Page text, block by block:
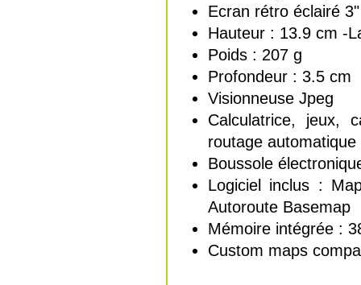
Ecran rétro éclairé
Hauteur : 13.9 cm -
Poids : 207 g
Profondeur : 3.5 cm
Visionneuse Jpeg
Calculatrice, jeux,
routage automatique
Boussole
Logiciel inclus :
Autoroute Basemap
Mémoire intégrée :
Custom maps